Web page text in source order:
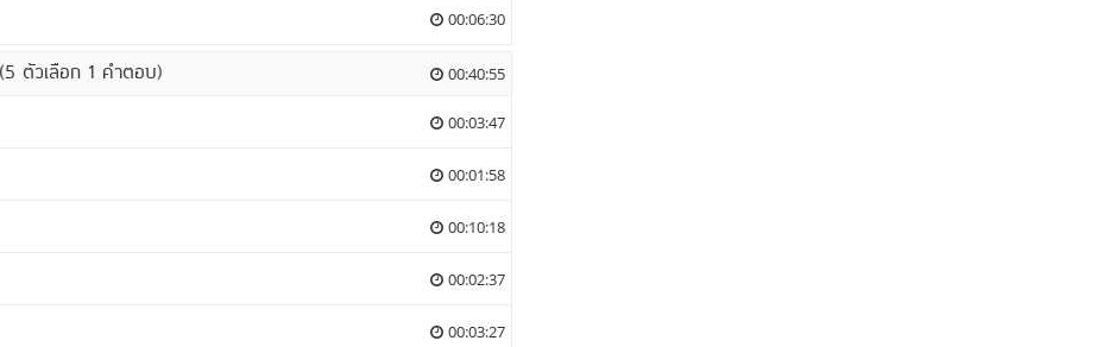
00:06:30
ตัวเลือก 1 คำตอบ) 00:40:55
00:03:47
00:01:58
00:10:18
00:02:37
00:03:27